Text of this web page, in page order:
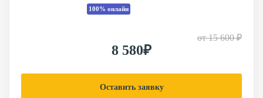
100% онлайн
от15 600 ₽
8 580₽
Оставить заявку